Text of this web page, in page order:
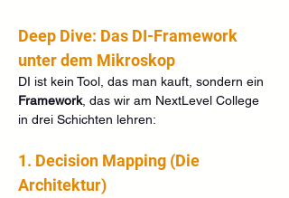
Deep Dive: Das DI-Framework
unter dem Mikroskop
DI ist kein Tool, das man kauft, sondern ein
Framework, das wir am NextLevel College
in drei Schichten lehren:
1. Decision Mapping (Die
Architektur)